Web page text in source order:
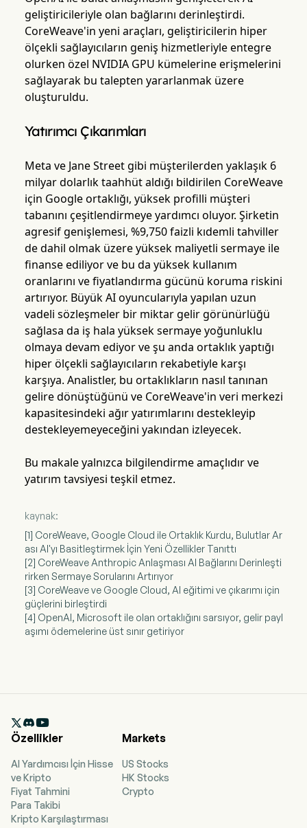
geliştiricileriyle olan bağlarını derinleştirdi.
CoreWeave'in yeni araçları, geliştiricilerin hiper
ölçekli sağlayıcıların geniş hizmetleriyle entegre
olurken özel NVIDIA GPU kümelerine erişmelerini
sağlayarak bu talepten yararlanmak üzere
oluşturuldu.
Yatırımcı Çıkarımları
Meta ve Jane Street gibi müşterilerden yaklaşık 6
milyar dolarlık taahhüt aldığı bildirilen CoreWeave
için Google ortaklığı, yüksek profilli müşteri
tabanını çeşitlendirmeye yardımcı oluyor. Şirketin
agresif genişlemesi, %9,750 faizli kıdemli tahviller
de dahil olmak üzere yüksek maliyetli sermaye ile
finanse ediliyor ve bu da yüksek kullanım
oranlarını ve fiyatlandırma gücünü koruma riskini
artırıyor. Büyük AI oyuncularıyla yapılan uzun
vadeli sözleşmeler bir miktar gelir görünürlüğü
sağlasa da iş hala yüksek sermaye yoğunluklu
olmaya devam ediyor ve şu anda ortaklık yaptığı
hiper ölçekli sağlayıcıların rekabetiyle karşı
karşıya. Analistler, bu ortaklıkların nasıl tanınan
gelire dönüştüğünü ve CoreWeave'in veri merkezi
kapasitesindeki ağır yatırımlarını destekleyip
destekleyemeyeceğini yakından izleyecek.
Bu makale yalnızca bilgilendirme amaçlıdır ve
yatırım tavsiyesi teşkil etmez.
kaynak:
[1] CoreWeave, Google Cloud ile Ortaklık Kurdu, Bulutlar Ar
ası AI'yı Basitleştirmek İçin Yeni Özellikler Tanıttı
[2] CoreWeave Anthropic Anlaşması AI Bağlarını Derinleşti
rirken Sermaye Sorularını Artırıyor
[3] CoreWeave ve Google Cloud, AI eğitimi ve çıkarımı için
güçlerini birleştirdi
[4] OpenAI, Microsoft ile olan ortaklığını sarsıyor, gelir payl
aşımı ödemelerine üst sınır getiriyor

Özellikler
AI Yardımcısı İçin Hisse
ve Kripto
Fiyat Tahmini
Para Takibi
Kripto Karşılaştırması
Markets
US Stocks
HK Stocks
Crypto